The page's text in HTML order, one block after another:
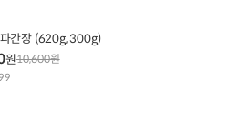
간장 (620g, 300g)
원10,600원